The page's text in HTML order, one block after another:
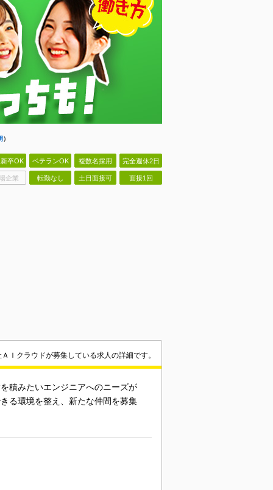
）
卒OK ベテランOK 複数名採用 完全週休2日
企業 転勤なし 土日面接可 面接1回
Ｉクラウドが募集している求人の詳細です。
積みたいエンジニアへのニーズが
る環境を整え、新たな仲間を募集